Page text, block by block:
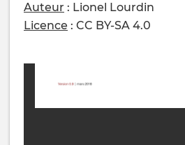
Auteur : Lionel Lourdin
Licence : CC BY-SA 4.0